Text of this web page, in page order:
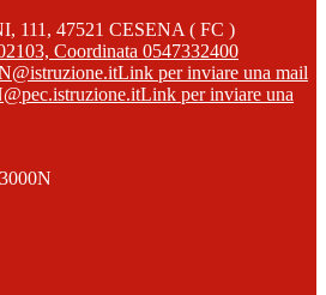
111, 47521 CESENA ( FC )
Coordinata 0547332400
Link per inviare una mail
Link per inviare una